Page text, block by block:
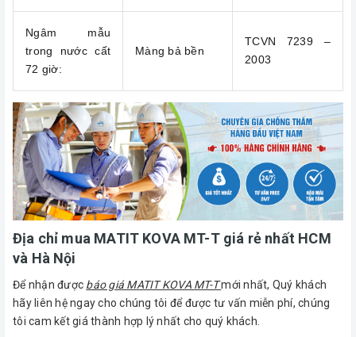
Ngâm mẫu
trong nước cất
72 giờ:
Màng bả bền
TCVN 7239 –
2003
Địa chỉ mua MATIT KOVA MT-T giá rẻ nhất HCM
và Hà Nội
Để nhận được báo giá MATIT KOVA MT-Tmới nhất, Quý khách
hãy liên hệ ngay cho chúng tôi để được tư vấn miễn phí, chúng
tôi cam kết giá thành hợp lý nhất cho quý khách.